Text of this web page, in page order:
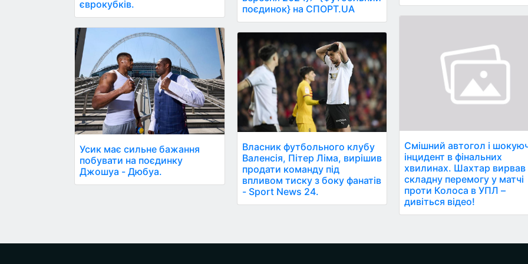
єврокубків.
Усик має сильне бажання
побувати на поєдинку
Джошуа - Дюбуа.
поєдинок} на СПОРТ.UA
Власник футбольного клубу
Валенсія, Пітер Ліма, вирішив
продати команду під
впливом тиску з боку фанатів
- Sport News 24.
Смішний автогол і
інцидент в фінальних
хвилинах. Шахтар вирвав
складну перемогу у матчі
проти Колоса в УПЛ –
дивіться відео!